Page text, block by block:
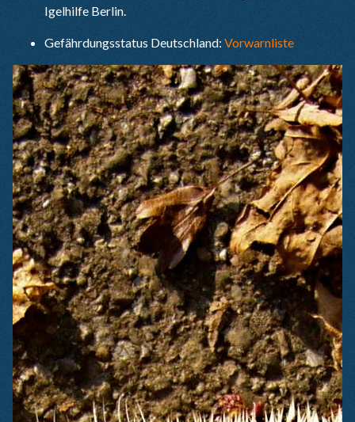
Igelhilfe Berlin.
Gefährdungsstatus Deutschland: Vorwarnliste